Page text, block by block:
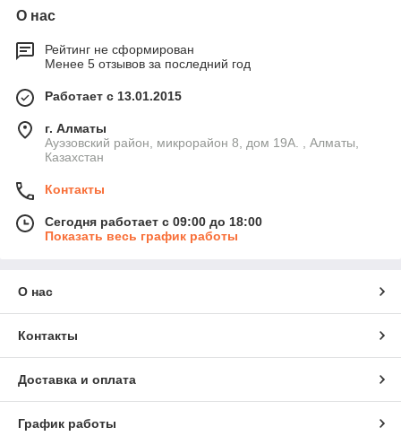
О нас
Рейтинг не сформирован
Менее 5 отзывов за последний год
Работает с 13.01.2015
г. Алматы
Ауэзовский район, микрорайон 8, дом 19А. , Алматы,
Казахстан
Контакты
Сегодня работает с 09:00 до 18:00
Показать весь график работы
О нас
Контакты
Доставка и оплата
График работы